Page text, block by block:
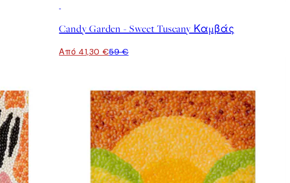
Candy Garden - Sweet Tuscany Καμβάς
Από 41,30 €59 €